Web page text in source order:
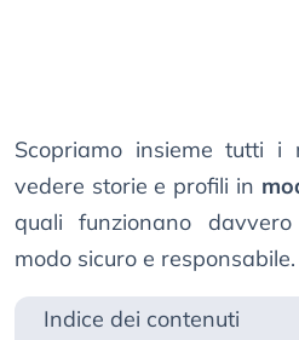
Scopriamo insieme tutti i
vedere storie e profili in
quali funzionano
modo sicuro e responsabile.
Indice dei contenuti